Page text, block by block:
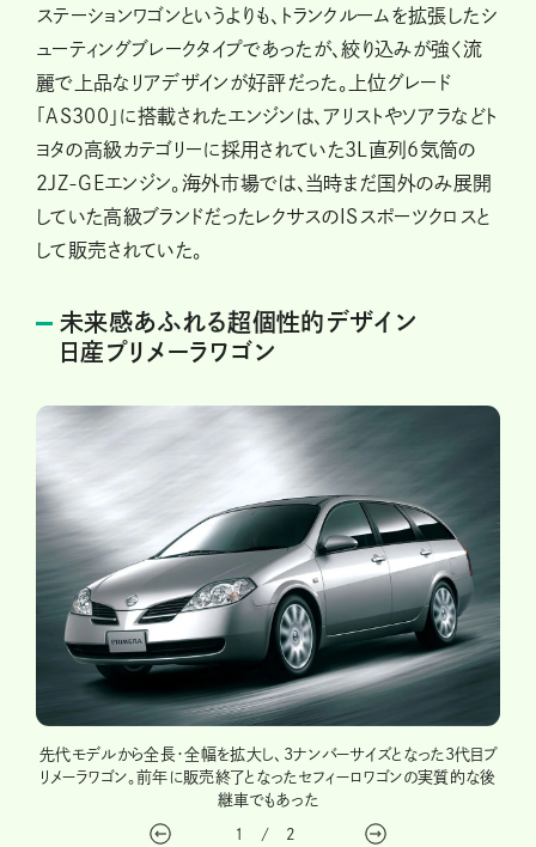
ステーションワゴンというよりも、トランクルームを拡張したシ
ューティングブレークタイプであったが、絞り込みが強く流
麗で上品なリアデザインが好評だった。上位グレード
「AS300」に搭載されたエンジンは、アリストやソアラなどト
ヨタの高級カテゴリーに採用されていた3L直列6気筒の
2JZ-GEエンジン。海外市場では、当時まだ国外のみ展開
していた高級ブランドだったレクサスのISスポーツクロスと
して販売されていた。
未来感あふれる超個性的デザイン
日産プリメーラワゴン
先代モデルから全長・全幅を拡大し、3ナンバーサイズとなった3代目プ
リメーラワゴン。前年に販売終了となったセフィーロワゴンの実質的な後
継車でもあった
1 / 2